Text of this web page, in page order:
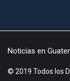
Noticias en
© 2019 Todos los